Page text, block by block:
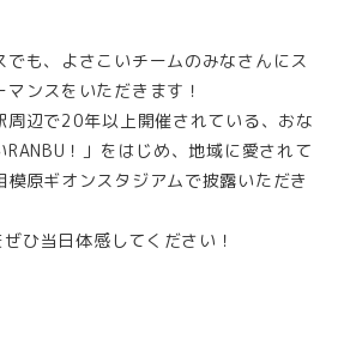
も、よさこいチームのみなさんにス
ンスをいただきます！
周辺で20年以上開催されている、おな
！」をはじめ、地域に愛されて
模原ギオンスタジアムで披露いただき
ひ当日体感してください！